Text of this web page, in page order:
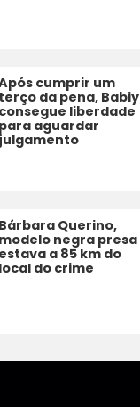
cumprir um
terço da pena, Babiy
consegue liberdade
para aguardar
julgamento
Bárbara Querino,
modelo negra presa
estava a 85 km do
local do crime